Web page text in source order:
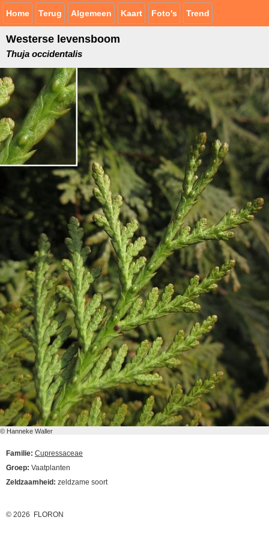
Home Terug Algemeen Kaart Foto's Trend
Westerse levensboom
Thuja occidentalis
© Hanneke Waller
Familie: Cupressaceae
Groep: Vaatplanten
Zeldzaamheid: zeldzame soort
© 2026 FLORON